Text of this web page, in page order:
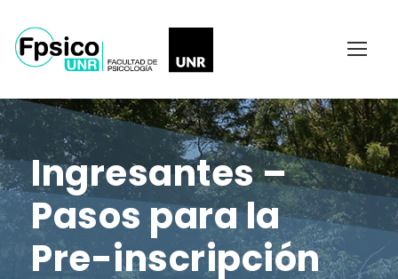
Ingresantes –
Pasos para la
Pre-inscripción